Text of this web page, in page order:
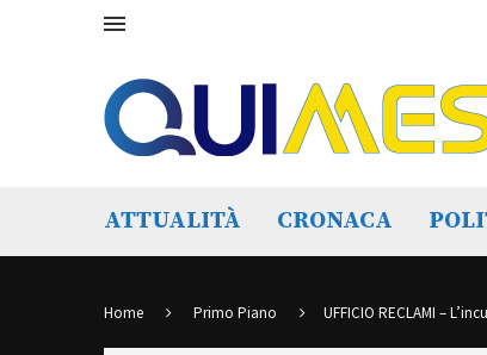
ATTUALITÀ CRONACA
Home Primo Piano UFFICIO RECLAMI –